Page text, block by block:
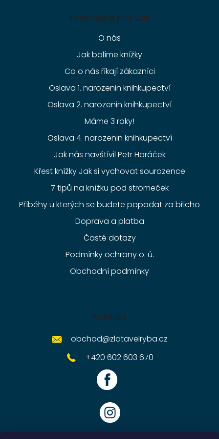
Informace pro vás
O nás
Jak balíme knížky
Co o nás říkají zákazníci
Oslava 1. narozenin knihkupectví
Oslava 2. narozenin knihkupectví
Máme 3 roky!
Oslava 4. narozenin knihkupectví
Jak nás navštívil Petr Horáček
Křest knížky Jak si vychovat sourozence
7 tipů na knížku pod stromeček
Příběhy u kterých se budete popadat za břicho
Doprava a platba
Časté dotazy
Podmínky ochrany o. ú.
Obchodní podmínky
Kontakt
obchod@zlatavelryba.cz
+420 602 603 670